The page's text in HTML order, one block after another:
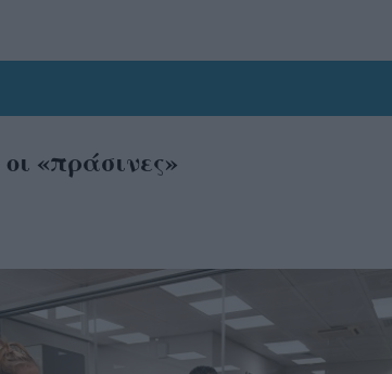
«πράσινες»